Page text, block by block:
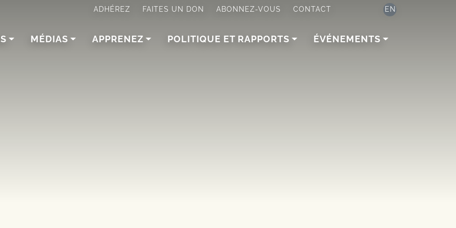
ADHÉREZ FAITES UN DON ABONNEZ-VOUS CONTACT EN
MÉDIAS APPRENEZ POLITIQUE ET RAPPORTS ÉVÉNEMENTS